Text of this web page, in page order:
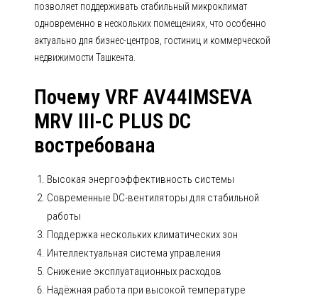
позволяет поддерживать стабильный микроклимат
одновременно в нескольких помещениях, что особенно
актуально для бизнес-центров, гостиниц и коммерческой
недвижимости Ташкента.
Почему VRF AV44IMSEVA
MRV III-C PLUS DC
востребована
Высокая энергоэффективность системы
Современные DC-вентиляторы для стабильной
работы
Поддержка нескольких климатических зон
Интеллектуальная система управления
Снижение эксплуатационных расходов
Надёжная работа при высокой температуре